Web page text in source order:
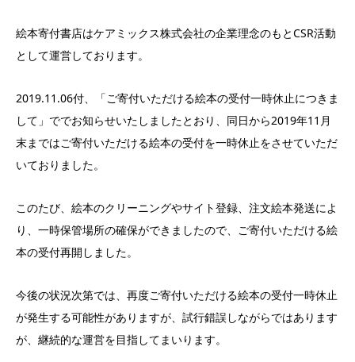
絵本寄付書店はケアミックス株式会社の企業理念のもとCSR活動
として運営しております。
2019.11.06付、「ご寄付いただける絵本の受付一時休止につきま
して」ででお知らせいたしましたとおり、同日から2019年11月
末まではご寄付いただける絵本の受付を一時休止をさせていただ
いておりました。
このたび、絵本のクリーニングやサイト登録、注文絵本発送によ
り、一時保管場所の確保ができましたので、ご寄付いただける絵
本の受付再開しました。
今後の状況次第では、再度ご寄付いただける絵本の受付一時休止
が発生する可能性がありますが、試行錯誤しながらではあります
が、継続的な運営を目指してまいります。